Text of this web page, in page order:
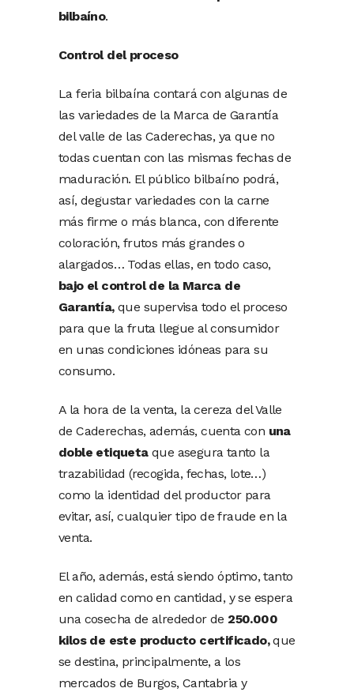
bilbaíno.
Control del proceso
La feria bilbaína contará con algunas de
las variedades de la Marca de Garantía
del valle de las Caderechas, ya que no
todas cuentan con las mismas fechas de
maduración. El público bilbaíno podrá,
así, degustar variedades con la carne
más firme o más blanca, con diferente
coloración, frutos más grandes o
alargados… Todas ellas, en todo caso,
bajo el control de la Marca de
Garantía,que supervisa todo el proceso
para que la fruta llegue al consumidor
en unas condiciones idóneas para su
consumo.
A la hora de la venta, la cereza del Valle
de Caderechas, además, cuenta con una
doble etiquetaque asegura tanto la
trazabilidad (recogida, fechas, lote…)
como la identidad del productor para
evitar, así, cualquier tipo de fraude en la
venta.
El año, además, está siendo óptimo, tanto
en calidad como en cantidad, y se espera
una cosecha de alrededor de 250.000
kilos de este producto certificado,que
se destina, principalmente, a los
mercados de Burgos, Cantabria y